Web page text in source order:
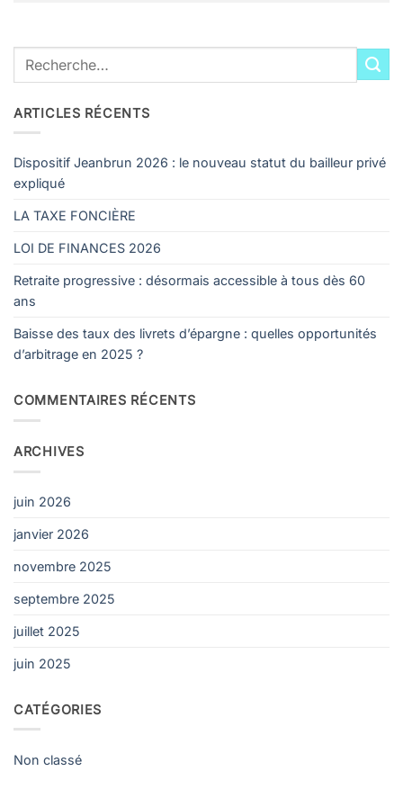
ARTICLES RÉCENTS
Dispositif Jeanbrun 2026 : le nouveau statut du bailleur privé
expliqué
LA TAXE FONCIÈRE
LOI DE FINANCES 2026
Retraite progressive : désormais accessible à tous dès 60
ans
Baisse des taux des livrets d’épargne : quelles opportunités
d’arbitrage en 2025 ?
COMMENTAIRES RÉCENTS
ARCHIVES
juin 2026
janvier 2026
novembre 2025
septembre 2025
juillet 2025
juin 2025
CATÉGORIES
Non classé